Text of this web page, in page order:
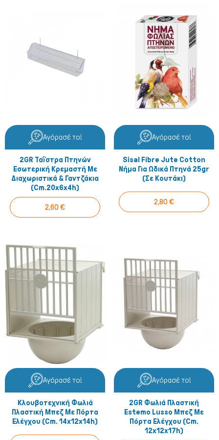
Αγόρασέ το!
2GR Ταΐστρα Πτηνών
Εσωτερική Κρεμαστή Με
Διαχωριστικά & Γαντζάκια
(cm.20x6x4h)
2,60 €
Αγόρασέ το!
Sisal Fibre Jute Cotton
Νήμα Για Ωδικά Πτηνά 25gr
(σε Κουτάκι)
2,80 €
Αγόρασέ το!
Κλουβοτεχνική Φωλιά
Πλαστική Μπεζ Με Πόρτα
Ελέγχου (cm. 14x12x14h)
Αγόρασέ το!
2GR Φωλιά Πλαστική
Estemo Lusso Μπεζ Με
Πόρτα Ελέγχου (cm.
12x12x17h)